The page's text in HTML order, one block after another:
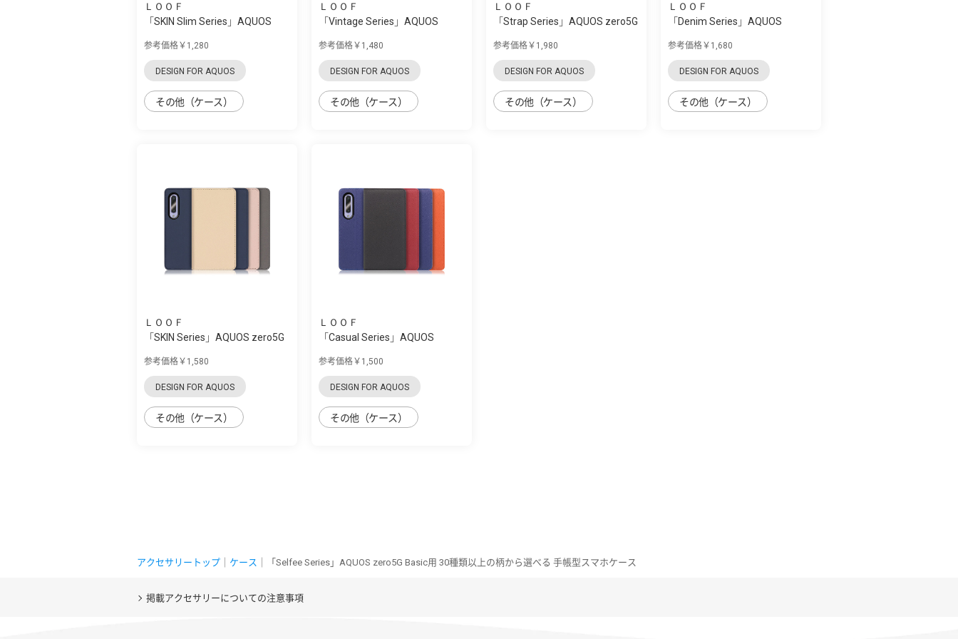
ＬＯＯＦ
「SKIN Slim Series」AQUOS
参考価格￥1,280
DESIGN FOR AQUOS
その他（ケース）
ＬＯＯＦ
「Vintage Series」AQUOS
参考価格￥1,480
DESIGN FOR AQUOS
その他（ケース）
ＬＯＯＦ
「Strap Series」AQUOS zero5G
参考価格￥1,980
DESIGN FOR AQUOS
その他（ケース）
ＬＯＯＦ
「Denim Series」AQUOS
参考価格￥1,680
DESIGN FOR AQUOS
その他（ケース）
ＬＯＯＦ
「SKIN Series」AQUOS zero5G
参考価格￥1,580
DESIGN FOR AQUOS
その他（ケース）
ＬＯＯＦ
「Casual Series」AQUOS
参考価格￥1,500
DESIGN FOR AQUOS
その他（ケース）
アクセサリートップ ケース ｜「Selfee Series」AQUOS zero5G Basic用 30種類以上の柄から選べる 手帳型スマホケース
掲載アクセサリーについての注意事項